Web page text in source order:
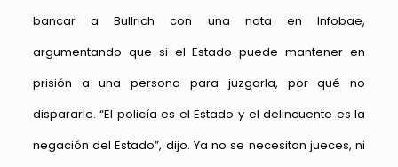
bancar a Bullrich con una nota en Infobae,
argumentando que si el Estado puede mantener en
prisión a una persona para juzgarla, por qué no
dispararle. “El policía es el Estado y el delincuente es la
negación del Estado”, dijo. Ya no se necesitan jueces, ni